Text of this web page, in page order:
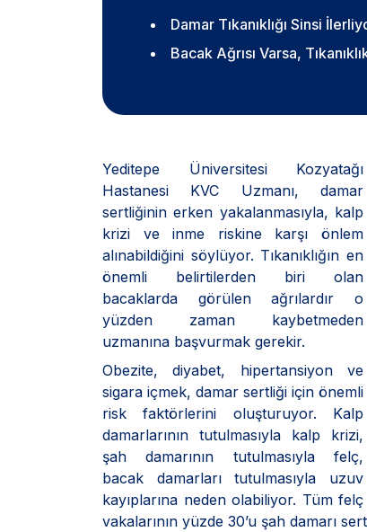
Damar Tıkanıklığı Sinsi
Bacak Ağrısı Varsa,
Yeditepe Üniversitesi Kozyatağı
Hastanesi KVC Uzmanı, damar
sertliğinin erken yakalanmasıyla, kalp
krizi ve inme riskine karşı önlem
alınabildiğini söylüyor. Tıkanıklığın en
önemli belirtilerden biri olan
bacaklarda görülen ağrılardır o
yüzden zaman kaybetmeden
uzmanına başvurmak gerekir.
Obezite, diyabet, hipertansiyon ve
sigara içmek, damar sertliği için önemli
risk faktörlerini oluşturuyor. Kalp
damarlarının tutulmasıyla kalp krizi,
şah damarının tutulmasıyla felç,
bacak damarları tutulmasıyla uzuv
kayıplarına neden olabiliyor. Tüm felç
vakalarının yüzde 30’u şah damarı